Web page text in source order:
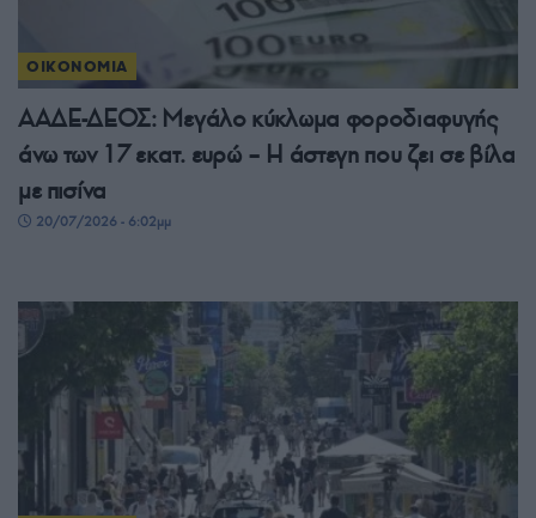
ΟΙΚΟΝΟΜΙΑ
ΑΑΔΕ-ΔΕΟΣ: Μεγάλο κύκλωμα φοροδιαφυγής
άνω των 17 εκατ. ευρώ – Η άστεγη που ζει σε βίλα
με πισίνα
20/07/2026 - 6:02μμ